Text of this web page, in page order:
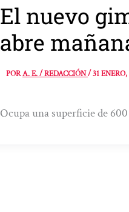
El nuevo
abre
PORA. E. / REDACCIÓN/31
Ocupa una superficie de